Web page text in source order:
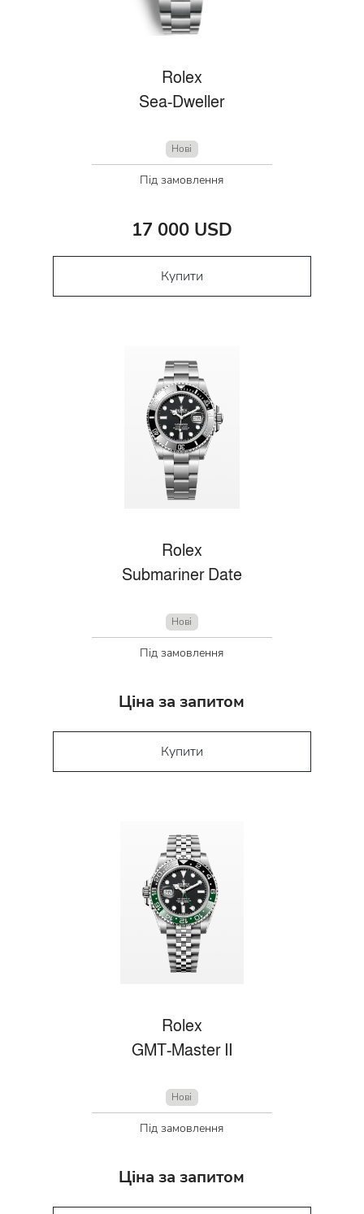
Rolex
Sea-Dweller
Нові
Під замовлення
17 000 USD
Купити
Rolex
Submariner Date
Нові
Під замовлення
Ціна за запитом
Купити
Rolex
GMT-Master II
Нові
Під замовлення
Ціна за запитом